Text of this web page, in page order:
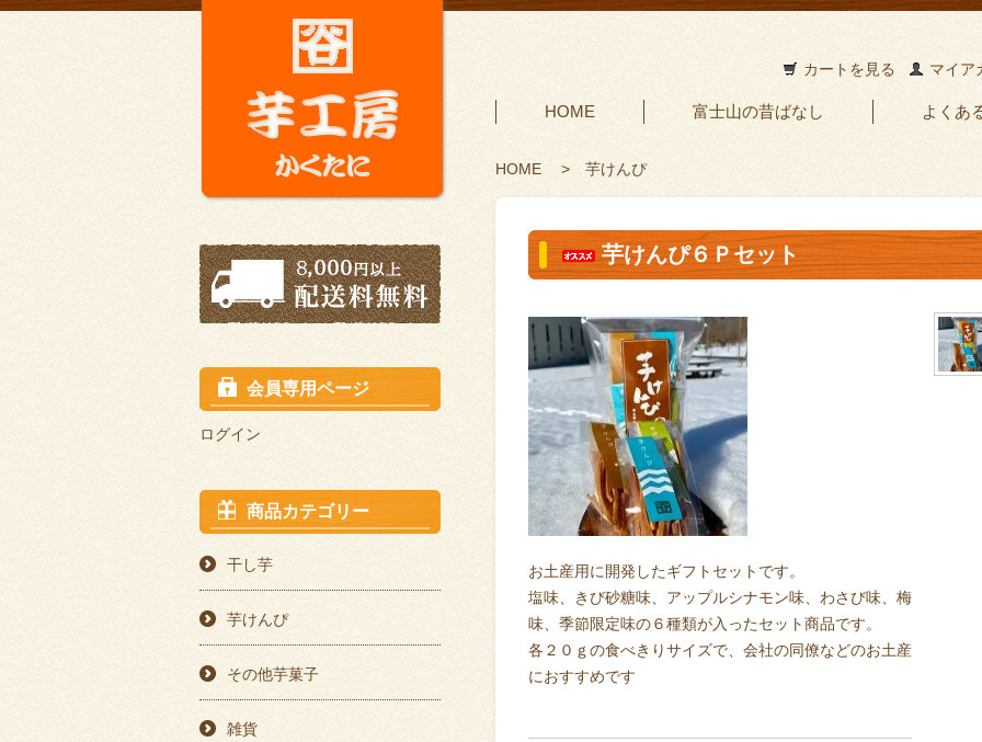
カートを見る マイア
HOME 富士山の昔ばなし よくあ
HOME > 芋けんぴ
芋けんぴ６Ｐセット
お土産用に開発したギフトセットです。
塩味、きび砂糖味、アップルシナモン味、わさび味、梅
味、季節限定味の６種類が入ったセット商品です。
各２０ｇの食べきりサイズで、会社の同僚などのお土産
におすすめです
会員専用ページ
ログイン
商品カテゴリー
干し芋
芋けんぴ
その他芋菓子
雑貨